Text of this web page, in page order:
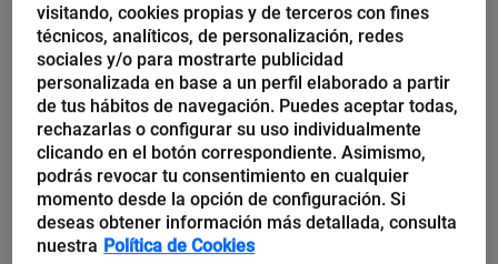
pequeños negocios a buscar nuevos mercados a
costes asequibles. En este contexto, la apuesta
parece, a priori, sencilla y se basa en una
combinación de canalonliney segmento exterior.La
inversión inicial puede no superar los 3.000 euros,
pero este negocio «fácil» es una trampa en la que
muchos pequeños emprendedores están cayendo y a
la que sólo unos pocos sobrevivirán.
visitando, cookies propias y de terceros con fines
técnicos, analíticos, de personalización, redes
sociales y/o para mostrarte publicidad
personalizada en base a un perfil elaborado a partir
de tus hábitos de navegación. Puedes aceptar todas,
rechazarlas o configurar su uso individualmente
clicando en el botón correspondiente. Asimismo,
podrás revocar tu consentimiento en cualquier
momento desde la opción de configuración. Si
deseas obtener información más detallada, consulta
nuestra Política de Cookies